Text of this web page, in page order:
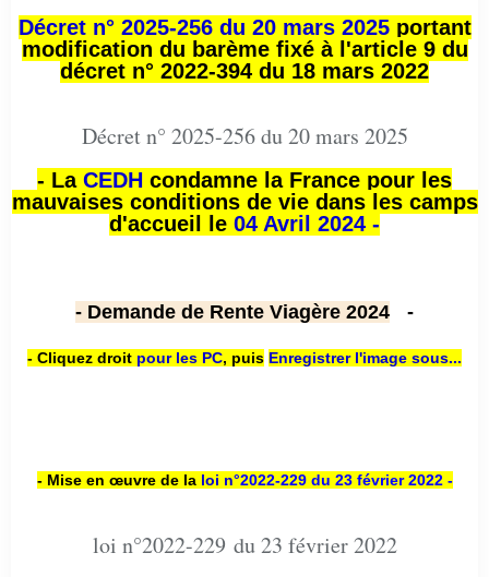
Décret n° 2025-256 du 20 mars 2025portant
modification du barème fixé à l'article 9 du
décret n° 2022-394 du 18 mars 2022
Décret n° 2025-256 du 20 mars 2025
- La CEDH condamne la France pour les
mauvaises conditions de vie dans les camps
d'accueil le 04 Avril 2024 -
- Demande de Rente Viagère 2024 -
- Cliquez droit pour les PC, puis Enregistrer l'image sous...
- Mise en œuvre de la loi n°2022-229 du 23 février 2022 -
loi n°2022-229 du 23 février 2022